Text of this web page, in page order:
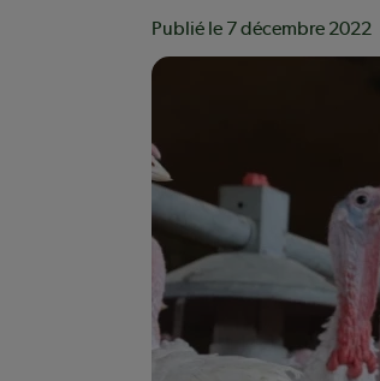
Publié le 7 décembre 2022